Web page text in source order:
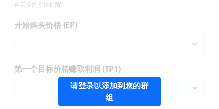
请登录以添加到您的群
组
自定义的价格提醒
开始购买价格 (EP)
第一个目标价格赚取利润 (TP1)